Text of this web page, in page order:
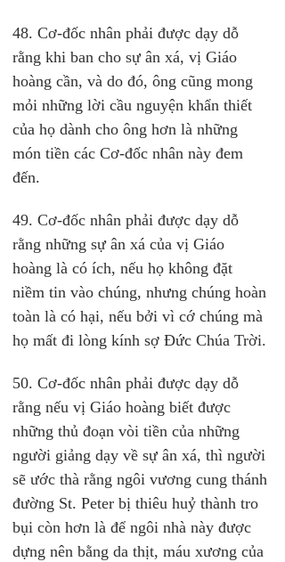
48. Cơ-đốc nhân phải được dạy dỗ
rằng khi ban cho sự ân xá, vị Giáo
hoàng cần, và do đó, ông cũng mong
mỏi những lời cầu nguyện khẩn thiết
của họ dành cho ông hơn là những
món tiền các Cơ-đốc nhân này đem
đến.
49. Cơ-đốc nhân phải được dạy dỗ
rằng những sự ân xá của vị Giáo
hoàng là có ích, nếu họ không đặt
niềm tin vào chúng, nhưng chúng hoàn
toàn là có hại, nếu bởi vì cớ chúng mà
họ mất đi lòng kính sợ Đức Chúa Trời.
50. Cơ-đốc nhân phải được dạy dỗ
rằng nếu vị Giáo hoàng biết được
những thủ đoạn vòi tiền của những
người giảng dạy về sự ân xá, thì người
sẽ ước thà rằng ngôi vương cung thánh
đường St. Peter bị thiêu huỷ thành tro
bụi còn hơn là để ngôi nhà này được
dựng nên bằng da thịt, máu xương của